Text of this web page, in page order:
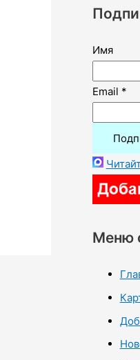
Имя
Email *
Меню